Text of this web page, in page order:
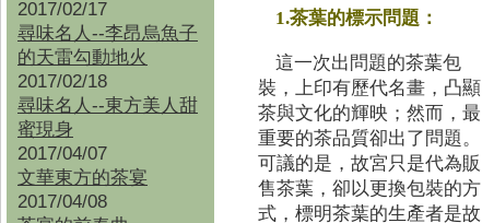
2017/02/17
尋味名人--李昂烏魚子
的天雷勾動地火
2017/02/18
尋味名人--東方美人甜
蜜現身
2017/04/07
文華東方的茶宴
2017/04/08
1.茶葉的標示問題：
這一次出問題的茶葉包
裝，上印有歷代名畫，凸顯
茶與文化的輝映；然而，最
重要的茶品質卻出了問題。
可議的是，故宮只是代為販
售茶葉，卻以更換包裝的方
式，標明茶葉的生產者是故